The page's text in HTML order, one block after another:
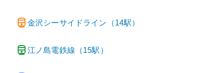
金沢シーサイドライン （14駅）
江ノ島電鉄線 （15駅）